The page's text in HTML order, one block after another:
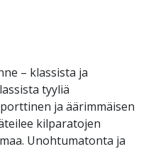
– klassista ja
tyyliä
ja äärimmäisen
kilparatojen
Unohtumatonta ja